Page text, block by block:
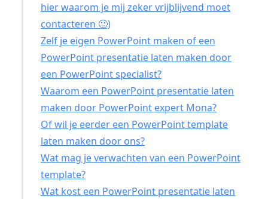
hier waarom je mij zeker vrijblijvend moet
contacteren 🙂)
Zelf je eigen PowerPoint maken of een
PowerPoint presentatie laten maken door
een PowerPoint specialist?
Waarom een PowerPoint presentatie laten
maken door PowerPoint expert Mona?
Of wil je eerder een PowerPoint template
laten maken door ons?
Wat mag je verwachten van een PowerPoint
template?
Wat kost een PowerPoint presentatie laten